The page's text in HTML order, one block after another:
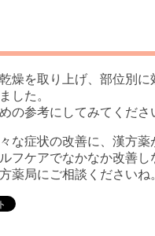
燥を取り上げ、部位別に
した。
の参考にしてみてくださ
な症状の改善に、漢方薬
フケアでなかなか改善し
薬局にご相談くださいね